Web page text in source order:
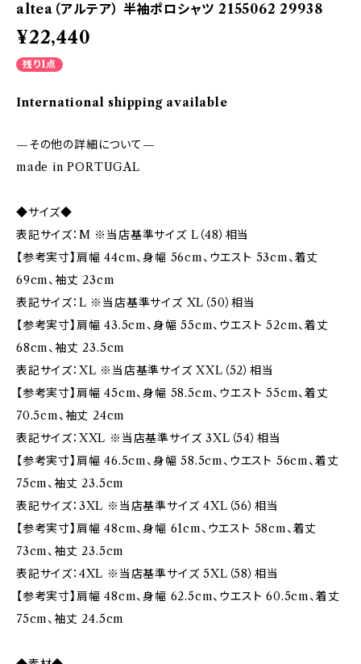
altea（アルテア） 半袖ポロシャツ 2155062 29938
¥22,440
残り1点
International shipping available
—その他の詳細について—
made in PORTUGAL
◆サイズ◆
表記サイズ：M ※当店基準サイズ L（48）相当
【参考実寸】肩幅 44cm、身幅 56cm、ウエスト 53cm、着丈
69cm、袖丈 23cm
表記サイズ：L ※当店基準サイズ XL（50）相当
【参考実寸】肩幅 43.5cm、身幅 55cm、ウエスト 52cm、着丈
68cm、袖丈 23.5cm
表記サイズ：XL ※当店基準サイズ XXL（52）相当
【参考実寸】肩幅 45cm、身幅 58.5cm、ウエスト 55cm、着丈
70.5cm、袖丈 24cm
表記サイズ：XXL ※当店基準サイズ 3XL（54）相当
【参考実寸】肩幅 46.5cm、身幅 58.5cm、ウエスト 56cm、着丈
75cm、袖丈 23.5cm
表記サイズ：3XL ※当店基準サイズ 4XL（56）相当
【参考実寸】肩幅 48cm、身幅 61cm、ウエスト 58cm、着丈
73cm、袖丈 23.5cm
表記サイズ：4XL ※当店基準サイズ 5XL（58）相当
【参考実寸】肩幅 48cm、身幅 62.5cm、ウエスト 60.5cm、着丈
75cm、袖丈 24.5cm